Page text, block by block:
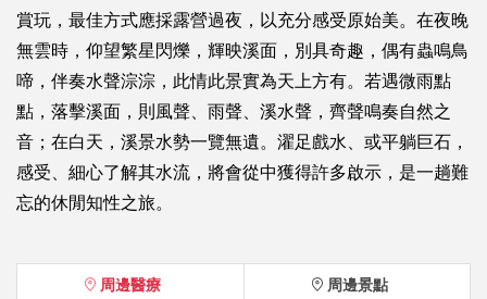
賞玩，最佳方式應採露營過夜，以充分感受原始美。在夜晚
無雲時，仰望繁星閃爍，輝映溪面，別具奇趣，偶有蟲鳴鳥
啼，伴奏水聲淙淙，此情此景實為天上方有。若遇微雨點
點，落擊溪面，則風聲、雨聲、溪水聲，齊聲鳴奏自然之
音；在白天，溪景水勢一覽無遺。濯足戲水、或平躺巨石，
感受、細心了解其水流，將會從中獲得許多啟示，是一趟難
忘的休閒知性之旅。
周邊醫療 周邊景點